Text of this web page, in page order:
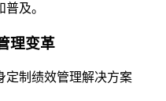
及。
理变革
定制绩效管理解决方案